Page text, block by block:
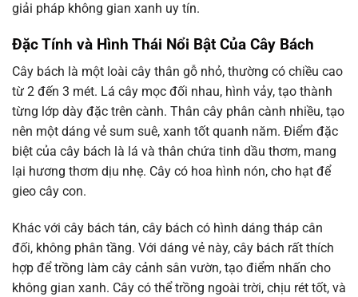
giải pháp không gian xanh uy tín.
Đặc Tính và Hình Thái Nổi Bật Của Cây Bách
Cây bách là một loài cây thân gỗ nhỏ, thường có chiều cao
từ 2 đến 3 mét. Lá cây mọc đối nhau, hình vảy, tạo thành
từng lớp dày đặc trên cành. Thân cây phân cành nhiều, tạo
nên một dáng vẻ sum suê, xanh tốt quanh năm. Điểm đặc
biệt của cây bách là lá và thân chứa tinh dầu thơm, mang
lại hương thơm dịu nhẹ. Cây có hoa hình nón, cho hạt để
gieo cây con.
Khác với cây bách tán, cây bách có hình dáng tháp cân
đối, không phân tầng. Với dáng vẻ này, cây bách rất thích
hợp để trồng làm cây cảnh sân vườn, tạo điểm nhấn cho
không gian xanh. Cây có thể trồng ngoài trời, chịu rét tốt, và